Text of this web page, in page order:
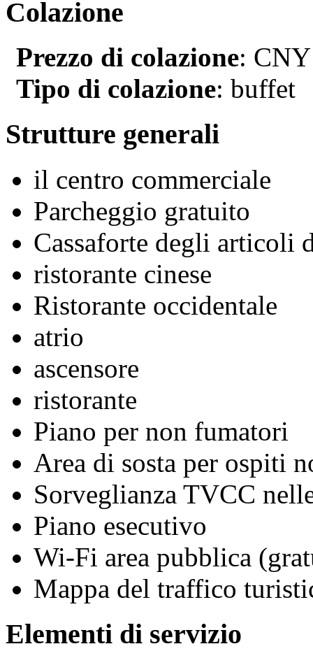
Colazione
Prezzo di colazione:
Tipo di colazione: buffet
Strutture generali
il centro commerciale
Parcheggio gratuito
Cassaforte degli articoli
ristorante cinese
Ristorante occidentale
atrio
ascensore
ristorante
Piano per non fumatori
Area di sosta per ospiti
Sorveglianza TVCC
Piano esecutivo
Wi-Fi area pubblica
Mappa del traffico
Elementi di servizio